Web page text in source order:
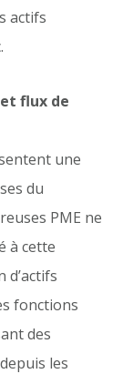
actifs
flux de
une
du
PME ne
à cette
fonctions
des
les